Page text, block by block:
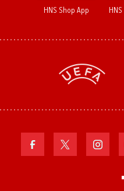
HNS Shop App